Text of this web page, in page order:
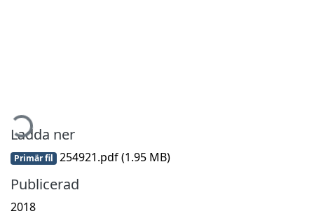
Ladda ner
Primär fil 254921.pdf(1.95 MB)
Publicerad
2018